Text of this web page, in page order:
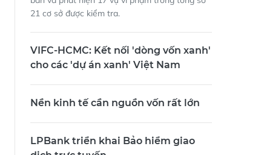
bàn và phát hiện 17 vụ vi phạm trong tổng số
21 cơ sở được kiểm tra.
VIFC-HCMC: Kết nối 'dòng vốn xanh'
cho các 'dự án xanh' Việt Nam
Nền kinh tế cần nguồn vốn rất lớn
LPBank triển khai Bảo hiểm giao